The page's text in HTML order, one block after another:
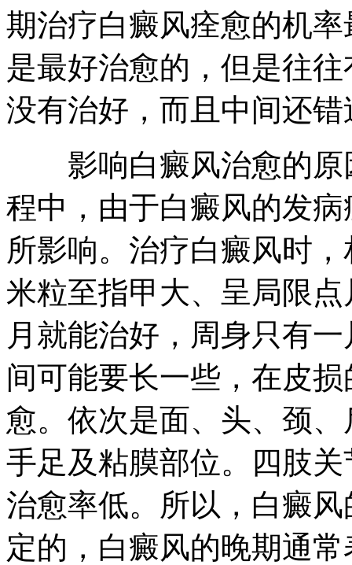
期治疗白癜风痊愈的机
是最好治愈的，但是往
没有治好，而且中间还
影响白癜风治愈的原
程中，由于白癜风的发
所影响。治疗白癜风时
米粒至指甲大、呈局限
月就能治好，周身只有
间可能要长一些，在皮
愈。依次是面、头、颈
手足及粘膜部位。四肢
治愈率低。所以，白癜
定的，白癜风的晚期通